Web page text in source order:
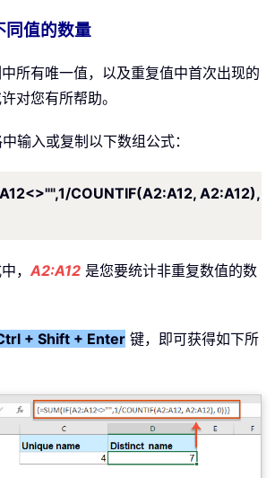
同值的数量
所有唯一值，以及重复值中首次出现的
对您有所帮助。
输入或复制以下数组公式：
COUNTIF(A2:A12, A2:A12),
， A2:A12 是您要统计非重复数值的数
+ Shift + Enter 键，即可获得如下所